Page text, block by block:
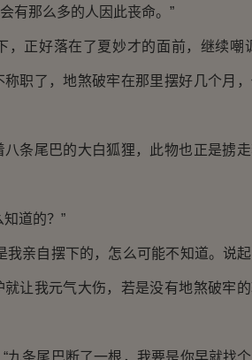
有那么多的人因此丧命。”
正好落在了夏妙才的面前，继续嘲
职了，地煞破牢在那里摆好几个月
尾巴的大白狐狸，此物也正是掳走
道的？”
亲自摆下的，怎么可能不知道。说
让我元气大伤，若是没有地煞破牢
条尾巴断了一根，我要是你早就找个